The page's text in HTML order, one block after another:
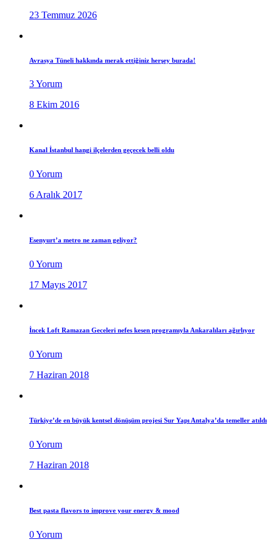
23 Temmuz 2026
Avrasya Tüneli hakkında merak ettiğiniz herşey burada!
3 Yorum
8 Ekim 2016
Kanal İstanbul hangi ilçelerden geçecek belli oldu
0 Yorum
6 Aralık 2017
Esenyurt’a metro ne zaman geliyor?
0 Yorum
17 Mayıs 2017
İncek Loft Ramazan Geceleri nefes kesen programıyla Ankaralıları ağırlıyor
0 Yorum
7 Haziran 2018
Türkiye’de en büyük kentsel dönüşüm projesi Sur Yapı Antalya’da temeller atıldı
0 Yorum
7 Haziran 2018
Best pasta flavors to improve your energy & mood
0 Yorum